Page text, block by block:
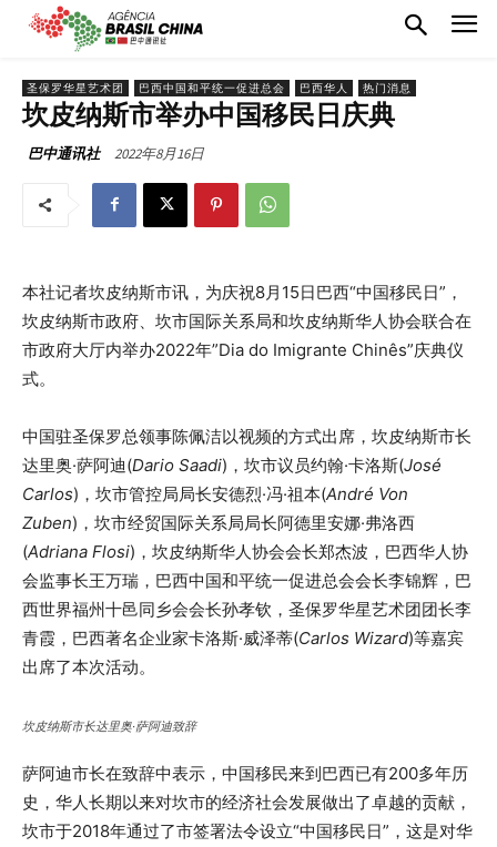
圣保罗华星艺术团 巴西中国和平统一促进总会 巴西华人 热门消息
坎皮纳斯市举办中国移民日庆典
巴中通讯社 2022年8月16日
本社记者坎皮纳斯市讯，为庆祝8月15日巴西“中国移民日”，
坎皮纳斯市政府、坎市国际关系局和坎皮纳斯华人协会联合在
市政府大厅内举办2022年”Dia do Imigrante Chinês”庆典仪
式。
中国驻圣保罗总领事陈佩洁以视频的方式出席，坎皮纳斯市长
达里奥·萨阿迪(Dario Saadi)，坎市议员约翰·卡洛斯(José
Carlos)，坎市管控局局长安德烈·冯·祖本(André Von
Zuben)，坎市经贸国际关系局局长阿德里安娜·弗洛西
(Adriana Flosi)，坎皮纳斯华人协会会长郑杰波，巴西华人协
会监事长王万瑞，巴西中国和平统一促进总会会长李锦辉，巴
西世界福州十邑同乡会会长孙孝钦，圣保罗华星艺术团团长李
青霞，巴西著名企业家卡洛斯·威泽蒂(Carlos Wizard)等嘉宾
出席了本次活动。
坎皮纳斯市长达里奥·萨阿迪致辞
萨阿迪市长在致辞中表示，中国移民来到巴西已有200多年历
史，华人长期以来对坎市的经济社会发展做出了卓越的贡献，
坎市于2018年通过了市签署法令设立“中国移民日”，这是对华